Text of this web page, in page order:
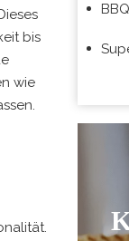
bis
wie